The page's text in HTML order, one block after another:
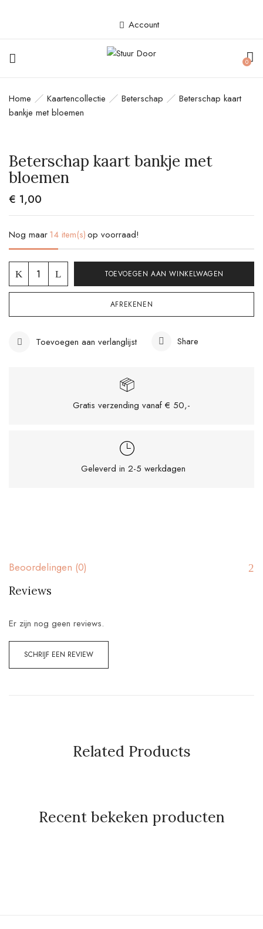
Account
0
Home Kaartencollectie Beterschap
Beterschap kaart
bankje met bloemen
Beterschap kaart bankje met
bloemen
€ 1,00
Nog maar14 item(s)op voorraad!
TOEVOEGEN AAN WINKELWAGEN
AFREKENEN
Toevoegen aan verlanglijst Share
Gratis verzending vanaf € 50,-
Geleverd in 2-5 werkdagen
Beoordelingen (0)
Reviews
Er zijn nog geen reviews.
SCHRIJF EEN REVIEW
BE THE FIRST TO REVIEW
Your rating
Mijn naam, e-mail en site opslaan in deze
browser voor de volgende keer wanneer ik
Related Products
Recent bekeken producten